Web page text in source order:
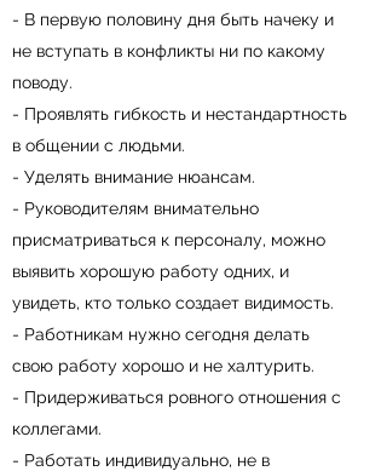
- В первую половину дня быть начеку и
не вступать в конфликты ни по какому
поводу.
- Проявлять гибкость и нестандартность
в общении с людьми.
- Уделять внимание нюансам.
- Руководителям внимательно
присматриваться к персоналу, можно
выявить хорошую работу одних, и
увидеть, кто только создает видимость.
- Работникам нужно сегодня делать
свою работу хорошо и не халтурить.
- Придерживаться ровного отношения с
коллегами.
- Работать индивидуально, не в